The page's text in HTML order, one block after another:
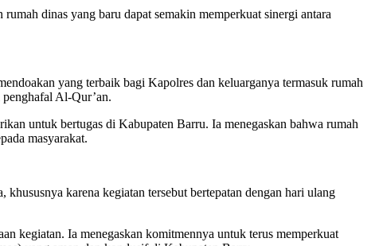
dinas yang baru dapat semakin memperkuat sinergi antara
yang terbaik bagi Kapolres dan keluarganya termasuk rumah
Al-Qur’an.
untuk bertugas di Kabupaten Barru. Ia menegaskan bahwa rumah
masyarakat.
karena kegiatan tersebut bertepatan dengan hari ulang
kegiatan. Ia menegaskan komitmennya untuk terus memperkuat